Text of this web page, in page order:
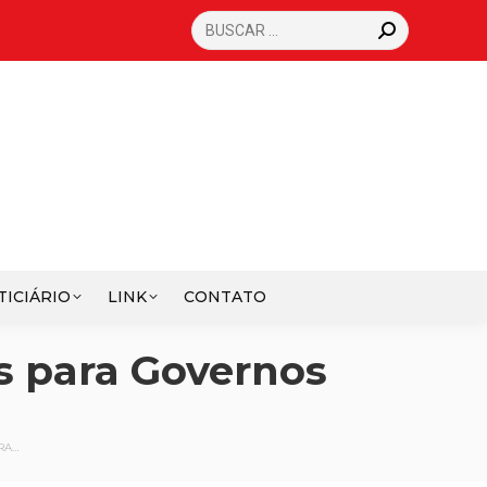
SEARCH:
LINK CONTATO
para Governos